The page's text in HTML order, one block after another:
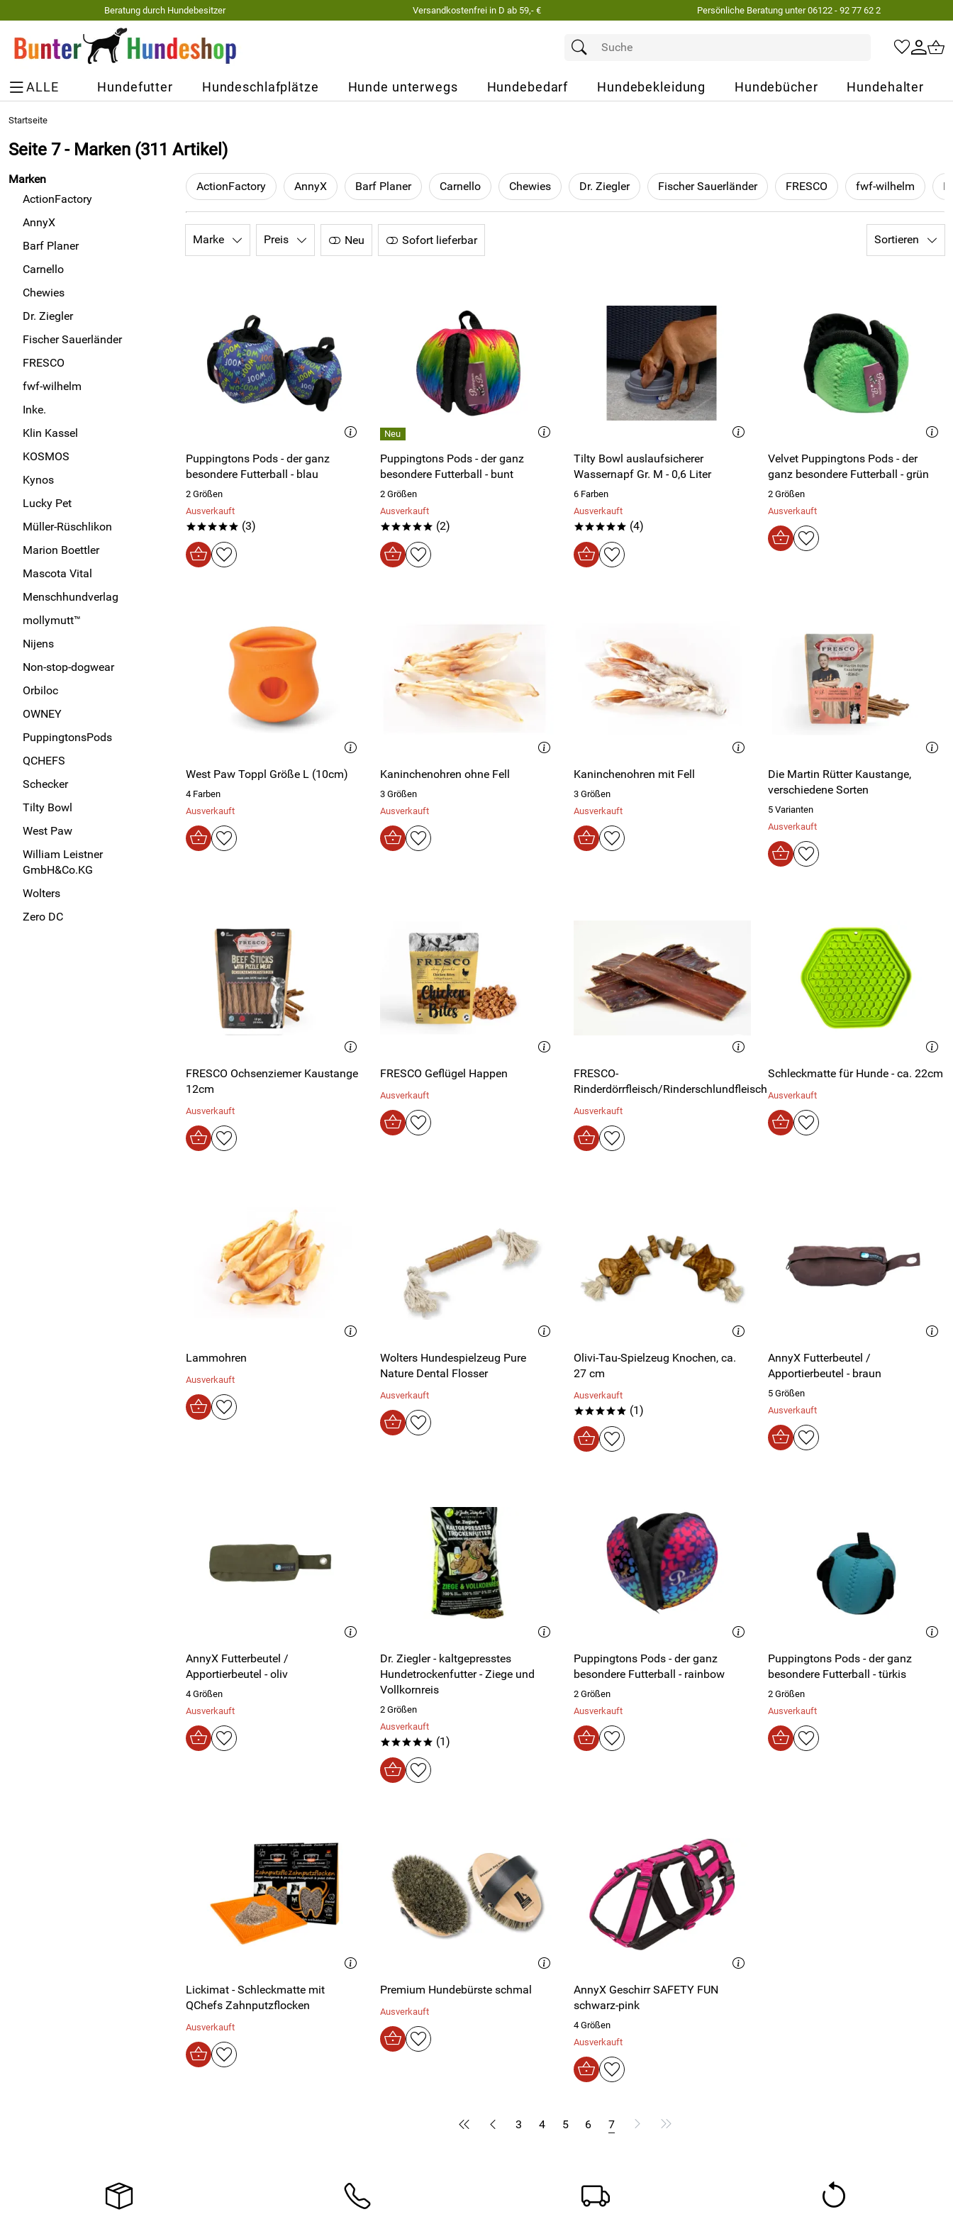
Beratung durch Hundebesitzer Versandkostenfrei in D ab 59,- € Persönliche Beratung unter 06122 - 92 77 62 2
ALLE Hundefutter Hundeschlafplätze Hunde unterwegs Hundebedarf Hundebekleidung Hundebücher Hundehalter
Startseite
Seite 7 - Marken (311 Artikel)
Marken
ActionFactory
AnnyX
Barf Planer
Carnello
Chewies
Dr. Ziegler
Fischer Sauerländer
FRESCO
fwf-wilhelm
Inke.
Klin Kassel
KOSMOS
Kynos
Lucky Pet
Müller-Rüschlikon
Marion Boettler
Mascota Vital
Menschhundverlag
mollymutt™
Nijens
Non-stop-dogwear
Orbiloc
OWNEY
PuppingtonsPods
QCHEFS
Schecker
Tilty Bowl
West Paw
William Leistner
GmbH&Co.KG
Wolters
Zero DC
ActionFactory AnnyX Barf Planer Carnello Chewies Dr. Ziegler Fischer Sauerländer FRESCO fwf-wilhelm
Marke Preis Neu Sofort lieferbar Sortieren
Puppingtons Pods - der ganz
besondere Futterball - blau
2 Größen
Ausverkauft
***** (3)
Puppingtons Pods - der ganz
besondere Futterball - bunt
2 Größen
Ausverkauft
***** (2)
Tilty Bowl auslaufsicherer
Wassernapf Gr. M - 0,6 Liter
6 Farben
Ausverkauft
***** (4)
Velvet Puppingtons Pods - der
ganz besondere Futterball - grün
2 Größen
Ausverkauft
West Paw Toppl Größe L (10cm)
4 Farben
Ausverkauft
Kaninchenohren ohne Fell
3 Größen
Ausverkauft
Kaninchenohren mit Fell
3 Größen
Ausverkauft
Die Martin Rütter Kaustange,
verschiedene Sorten
5 Varianten
Ausverkauft
FRESCO Ochsenziemer Kaustange
12cm
Ausverkauft
FRESCO Geflügel Happen
Ausverkauft
FRESCO-
Rinderdörrfleisch/Rinderschlundfleisch
Ausverkauft
Schleckmatte für Hunde - ca. 22cm
Ausverkauft
Lammohren
Ausverkauft
Wolters Hundespielzeug Pure
Nature Dental Flosser
Ausverkauft
Olivi-Tau-Spielzeug Knochen, ca.
27 cm
Ausverkauft
***** (1)
AnnyX Futterbeutel /
Apportierbeutel - braun
5 Größen
Ausverkauft
AnnyX Futterbeutel /
Apportierbeutel - oliv
4 Größen
Ausverkauft
Dr. Ziegler - kaltgepresstes
Hundetrockenfutter - Ziege und
Vollkornreis
2 Größen
Ausverkauft
***** (1)
Puppingtons Pods - der ganz
besondere Futterball - rainbow
2 Größen
Ausverkauft
Puppingtons Pods - der ganz
besondere Futterball - türkis
2 Größen
Ausverkauft
Lickimat - Schleckmatte mit
QChefs Zahnputzflocken
Ausverkauft
Premium Hundebürste schmal
Ausverkauft
AnnyX Geschirr SAFETY FUN
schwarz-pink
4 Größen
Ausverkauft
3 4 5 6 7